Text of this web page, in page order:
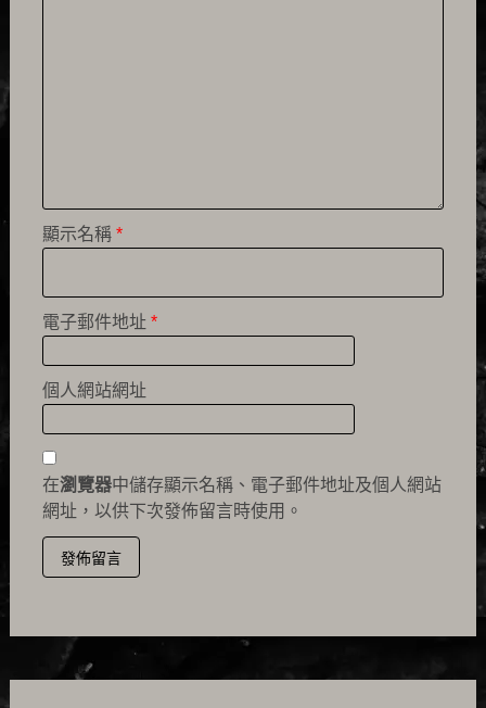
顯示名稱 *
電子郵件地址 *
個人網站網址
在瀏覽器中儲存顯示名稱、電子郵件地址及個人網站
網址，以供下次發佈留言時使用。